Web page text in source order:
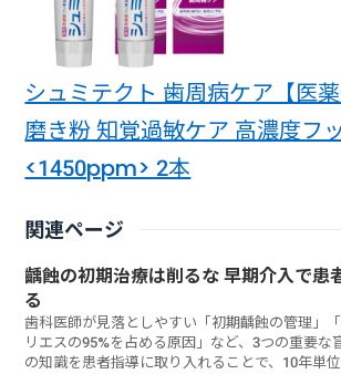
シュミテクト 歯周病ケア【医
磨き粉 知覚過敏ケア 高濃度フ
<1450ppm> 2本
関連ページ
齲蝕の初期治療は削るな 早期介入で患
る
歯科医師が見落としやすい「初期齲蝕の管理」
リエスの95%を占める原因」など、3つの重要な
の知識を患者指導に取り入れることで、10年単